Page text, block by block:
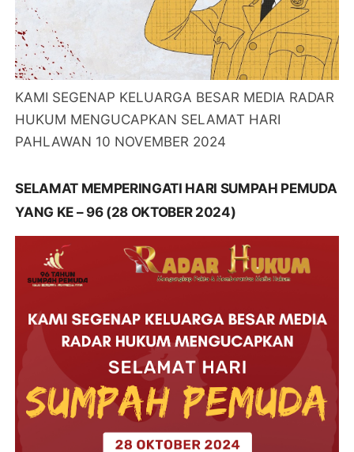
KAMI SEGENAP KELUARGA BESAR MEDIA RADAR
HUKUM MENGUCAPKAN SELAMAT HARI
PAHLAWAN 10 NOVEMBER 2024
SELAMAT MEMPERINGATI HARI SUMPAH PEMUDA
YANG KE – 96 (28 OKTOBER 2024)